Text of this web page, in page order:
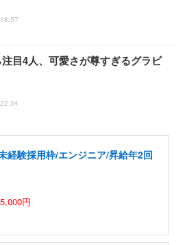
目4人、可愛さが尊すぎるグラビ
経験採用枠/エンジニア/昇給年2回
円